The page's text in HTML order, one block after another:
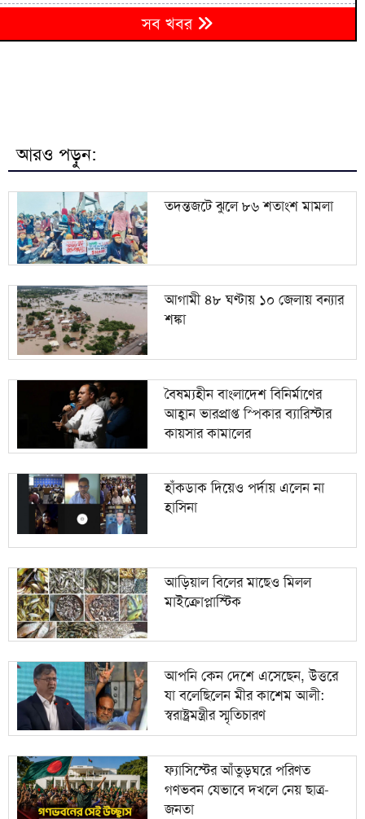
বৈষম্যহীন বাংলাদেশ বিনির্মাণের আহ্বান ভারপ্রাপ্ত স্পিকার
ব্যারিস্টার কায়সার কামালের
৯ হঠাৎ রিপাবলিক বাংলা ছাড়লেন ময়ূখ ঘোষ
১০ হাঁকডাক দিয়েও পর্দায় এলেন না হাসিনা
সব খবর
আরও পড়ুন:
তদন্তজটে ঝুলে ৮৬ শতাংশ মামলা
আগামী ৪৮ ঘণ্টায় ১০ জেলায় বন্যার
শঙ্কা
বৈষম্যহীন বাংলাদেশ বিনির্মাণের
আহ্বান ভারপ্রাপ্ত স্পিকার ব্যারিস্টার
কায়সার কামালের
হাঁকডাক দিয়েও পর্দায় এলেন না
হাসিনা
আড়িয়াল বিলের মাছেও মিলল
মাইক্রোপ্লাস্টিক
আপনি কেন দেশে এসেছেন, উত্তরে
যা বলেছিলেন মীর কাশেম আলী:
স্বরাষ্ট্রমন্ত্রীর স্মৃতিচারণ
ফ্যাসিস্টের আঁতুড়ঘরে পরিণত
গণভবন যেভাবে দখলে নেয় ছাত্র-
জনতা